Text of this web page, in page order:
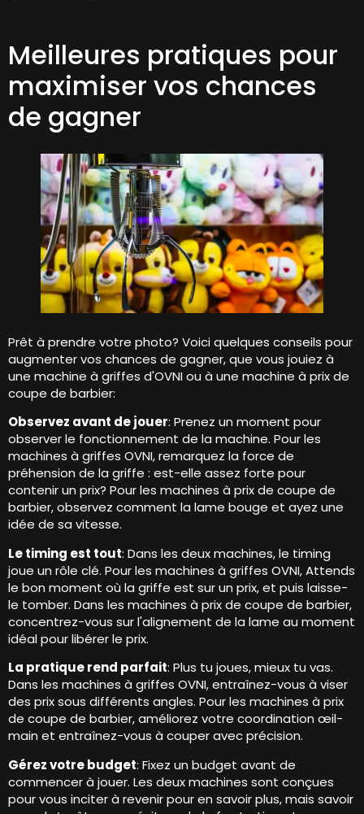
Meilleures pratiques pour
maximiser vos chances
de gagner
Prêt à prendre votre photo? Voici quelques conseils pour
augmenter vos chances de gagner, que vous jouiez à
une machine à griffes d'OVNI ou à une machine à prix de
coupe de barbier:
Observez avant de jouer: Prenez un moment pour
observer le fonctionnement de la machine. Pour les
machines à griffes OVNI, remarquez la force de
préhension de la griffe : est-elle assez forte pour
contenir un prix? Pour les machines à prix de coupe de
barbier, observez comment la lame bouge et ayez une
idée de sa vitesse.
Le timing est tout: Dans les deux machines, le timing
joue un rôle clé. Pour les machines à griffes OVNI, Attends
le bon moment où la griffe est sur un prix, et puis laisse-
le tomber. Dans les machines à prix de coupe de barbier,
concentrez-vous sur l'alignement de la lame au moment
idéal pour libérer le prix.
La pratique rend parfait: Plus tu joues, mieux tu vas.
Dans les machines à griffes OVNI, entraînez-vous à viser
des prix sous différents angles. Pour les machines à prix
de coupe de barbier, améliorez votre coordination œil-
main et entraînez-vous à couper avec précision.
Gérez votre budget: Fixez un budget avant de
commencer à jouer. Les deux machines sont conçues
pour vous inciter à revenir pour en savoir plus, mais savoir